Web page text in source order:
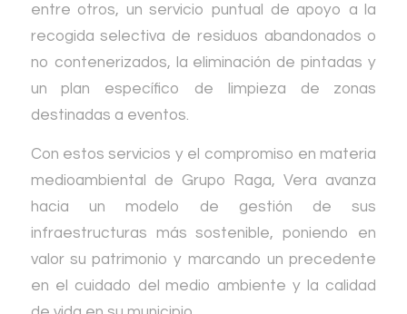
entre otros, un servicio puntual de apoyo a la
recogida selectiva de residuos abandonados o
no contenerizados, la eliminación de pintadas y
un plan específico de limpieza de zonas
destinadas a eventos.
Con estos servicios y el compromiso en materia
medioambiental de Grupo Raga, Vera avanza
hacia un modelo de gestión de sus
infraestructuras más sostenible, poniendo en
valor su patrimonio y marcando un precedente
en el cuidado del medio ambiente y la calidad